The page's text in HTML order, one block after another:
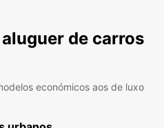
de carros
económicos aos de luxo